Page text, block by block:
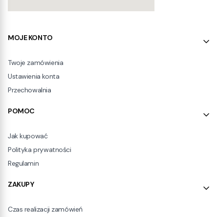
Linki w stopce
MOJE KONTO
Twoje zamówienia
Ustawienia konta
Przechowalnia
POMOC
Jak kupować
Polityka prywatności
Regulamin
ZAKUPY
Czas realizacji zamówień